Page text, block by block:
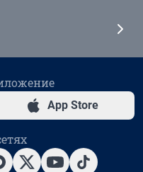
App Store